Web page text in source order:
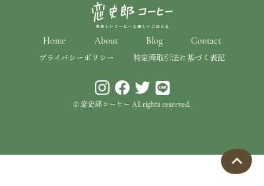
Home About Blog Contact
プライバシーポリシー 特定商取引法に基づく表記
© 恋史郎コーヒー All rights reserved.